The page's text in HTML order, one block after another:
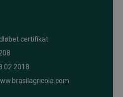
certifikat